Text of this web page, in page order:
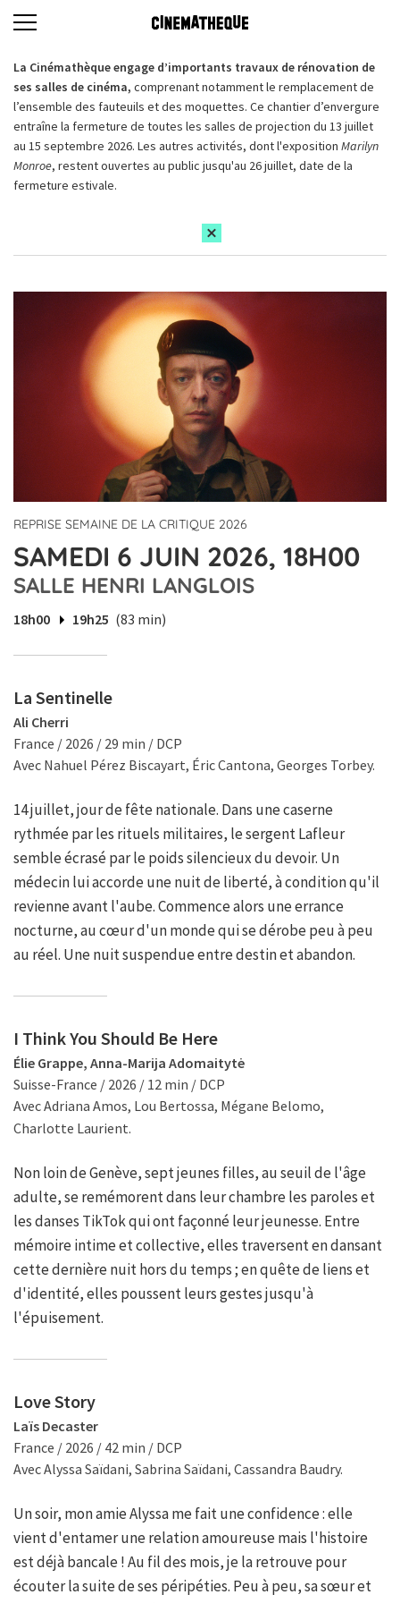
La Cinémathèque engage d’importants travaux de rénovation de
ses salles de cinéma, comprenant notamment le remplacement de
l’ensemble des fauteuils et des moquettes. Ce chantier d’envergure
entraîne la fermeture de toutes les salles de projection du 13 juillet
au 15 septembre 2026. Les autres activités, dont l'exposition Marilyn
Monroe, restent ouvertes au public jusqu'au 26 juillet, date de la
fermeture estivale.
REPRISE SEMAINE DE LA CRITIQUE 2026
SAMEDI 6 JUIN 2026, 18H00
SALLE HENRI LANGLOIS
18h00 19h25 (83 min)
La Sentinelle
Ali Cherri
France / 2026 / 29 min / DCP
Avec Nahuel Pérez Biscayart, Éric Cantona, Georges Torbey.
14 juillet, jour de fête nationale. Dans une caserne
rythmée par les rituels militaires, le sergent Lafleur
semble écrasé par le poids silencieux du devoir. Un
médecin lui accorde une nuit de liberté, à condition qu'il
revienne avant l'aube. Commence alors une errance
nocturne, au cœur d'un monde qui se dérobe peu à peu
au réel. Une nuit suspendue entre destin et abandon.
I Think You Should Be Here
Élie Grappe, Anna-Marija Adomaitytė
Suisse-France / 2026 / 12 min / DCP
Avec Adriana Amos, Lou Bertossa, Mégane Belomo,
Charlotte Laurient.
Non loin de Genève, sept jeunes filles, au seuil de l'âge
adulte, se remémorent dans leur chambre les paroles et
les danses TikTok qui ont façonné leur jeunesse. Entre
mémoire intime et collective, elles traversent en dansant
cette dernière nuit hors du temps ; en quête de liens et
d'identité, elles poussent leurs gestes jusqu'à
l'épuisement.
Love Story
Laïs Decaster
France / 2026 / 42 min / DCP
Avec Alyssa Saïdani, Sabrina Saïdani, Cassandra Baudry.
Un soir, mon amie Alyssa me fait une confidence : elle
vient d'entamer une relation amoureuse mais l'histoire
est déjà bancale ! Au fil des mois, je la retrouve pour
écouter la suite de ses péripéties. Peu à peu, sa sœur et